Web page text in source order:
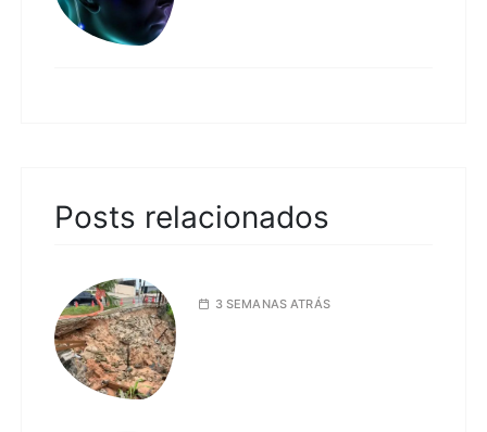
Posts relacionados
3 SEMANAS ATRÁS